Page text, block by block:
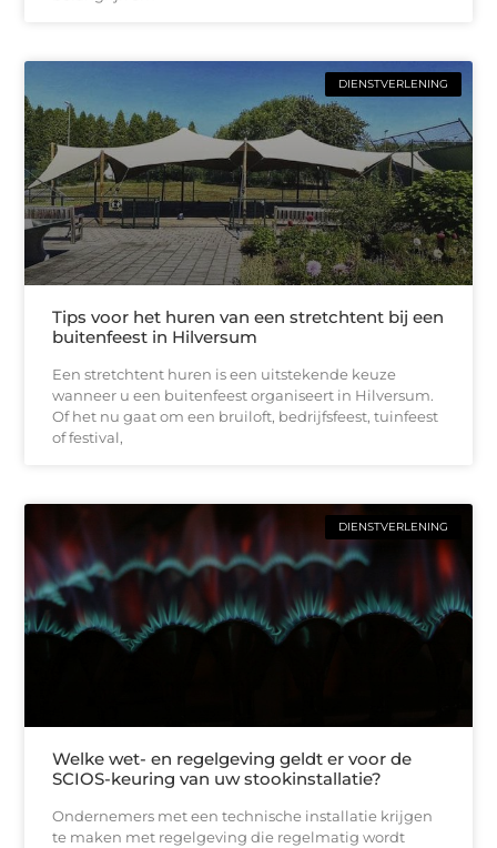
DIENSTVERLENING
Tips voor het huren van een stretchtent bij een
buitenfeest in Hilversum
Een stretchtent huren is een uitstekende keuze
wanneer u een buitenfeest organiseert in Hilversum.
Of het nu gaat om een bruiloft, bedrijfsfeest, tuinfeest
of festival,
DIENSTVERLENING
Welke wet- en regelgeving geldt er voor de
SCIOS-keuring van uw stookinstallatie?
Ondernemers met een technische installatie krijgen
te maken met regelgeving die regelmatig wordt